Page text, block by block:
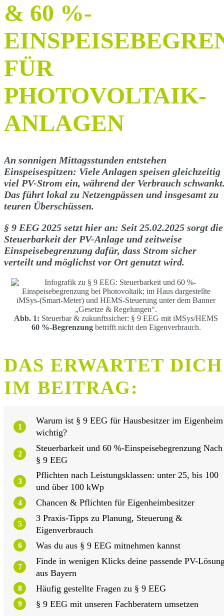
& 60 %-
FÜR
PHOTOVOLTAIK-
ANLAGEN
An sonnigen Mittagsstunden entstehen
Einspeisespitzen: Viele Anlagen speisen gleichzeitig
viel PV-Strom ein, während der Verbrauch
Das führt lokal zu Netzengpässen und insgesamt zu
teuren Überschüssen.
§ 9 EEG 2025 setzt hier an: Seit 25.02.2025 sorgt die
Steuerbarkeit der PV-Anlage und zeitweise
Einspeisebegrenzung dafür, dass Strom sicher
verteilt und möglichst vor Ort genutzt wird.
Abb. 1: Steuerbar & zukunftssicher: § 9 EEG mit iMSys/HEMS
60 %-Begrenzungbetrifft nicht den Eigenverbrauch.
DAS ERWARTET DICH
IM BEITRAG:
1
Warum ist § 9 EEG für Hausbesitzer im Eigenheim
wichtig?
2
Steuerbarkeit und 60 %-Einspeisebegrenzung Nach
§ 9 EEG
3
Pflichten nach Leistungsklassen: unter 25, bis 100
und über 100 kWp
4 Chancen & Pflichten für Eigenheimbesitzer
5
3 Praxis-Tipps zu Planung, Steuerung &
Eigenverbrauch
6 Was du aus § 9 EEG mitnehmen kannst
7
Finde in wenigen Klicks deine passende PV-
aus Bayern
8 Häufig gestellte Fragen zu § 9 EEG
9 § 9 EEG mit unseren Fachberatern umsetzen